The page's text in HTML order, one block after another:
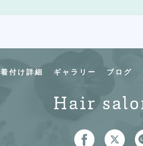
着付け詳細 ギャラリー ブログ